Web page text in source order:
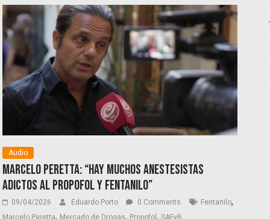
Audio
Marcelo Peretta: “Hay muchos anestesistas
adictos al propofol y fentanilo”
09/04/2026 Eduardo Porto 0 Comments Fentanilo,
Marcelo Peretta, Mercado de Drogas, Propofol,SAFyB